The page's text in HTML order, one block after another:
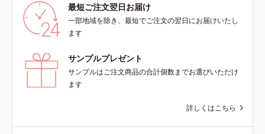
最短ご注文翌日お届け
一部地域を除き、最短でご注文の翌日にお届けいたし
ます
サンプルプレゼント
サンプルはご注文商品の合計個数までお選びいただけ
ます
詳しくはこちら